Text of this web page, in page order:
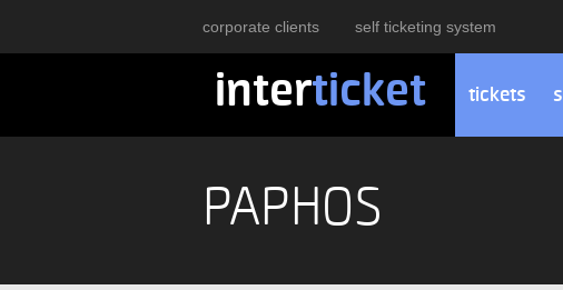
corporate clients self ticketing system
interticket tickets
PAPHOS